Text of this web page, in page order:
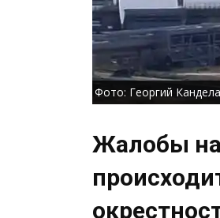
Фото: Георгий
Жалобы на